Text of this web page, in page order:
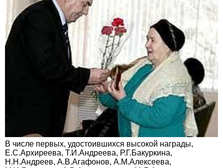
В числе первых, удостоившихся высокой награды,
Е.С.Архиреева, Т.И.Андреева, Р.Г.Бакуркина,
Н.Н.Андреев, А.В.Агафонов, А.М.Алексеева,